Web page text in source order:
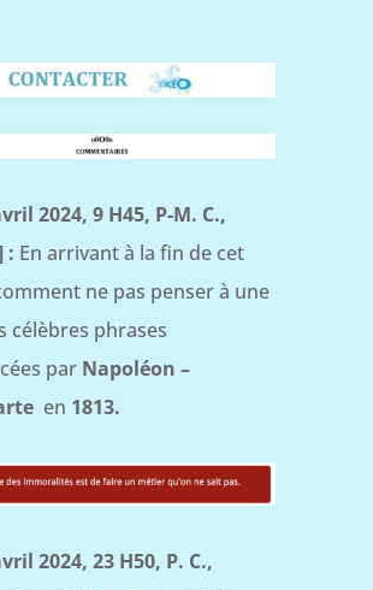
2024, 9 H45, P-M. C.,
: En arrivant à la fin de cet
ne pas penser à une
célèbres phrases
par Napoléon –
en 1813.
2024, 23 H50, P. C.,